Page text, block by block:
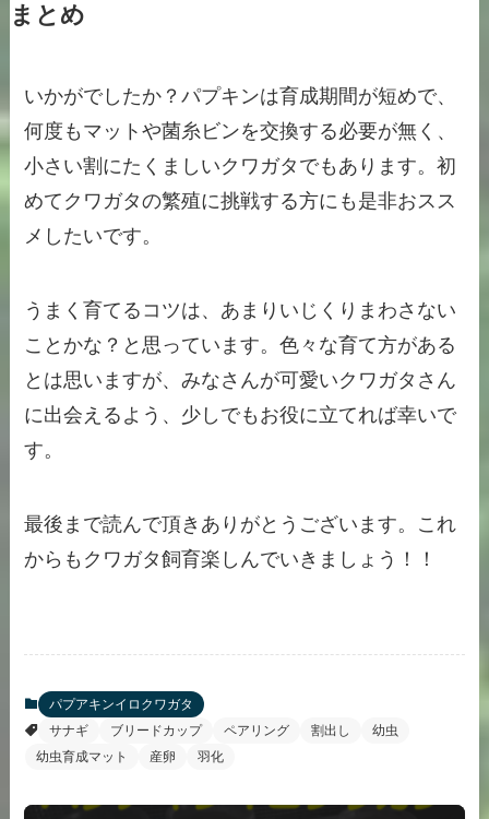
まとめ
いかがでしたか？パプキンは育成期間が短めで、
何度もマットや菌糸ビンを交換する必要が無く、
小さい割にたくましいクワガタでもあります。初
めてクワガタの繁殖に挑戦する方にも是非おスス
メしたいです。
うまく育てるコツは、あまりいじくりまわさない
ことかな？と思っています。色々な育て方がある
とは思いますが、みなさんが可愛いクワガタさん
に出会えるよう、少しでもお役に立てれば幸いで
す。
最後まで読んで頂きありがとうございます。これ
からもクワガタ飼育楽しんでいきましょう！！
パプアキンイロクワガタ
サナギ
ブリードカップ ペアリング 割出し
幼虫
幼虫育成マット
産卵 羽化